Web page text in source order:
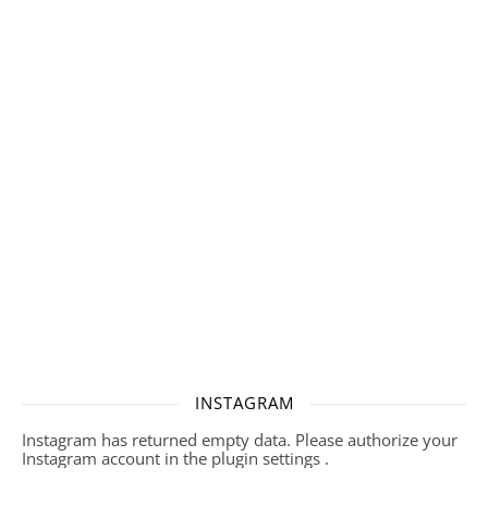
INSTAGRAM
Instagram has returned empty data. Please authorize your
Instagram account in the plugin settings .